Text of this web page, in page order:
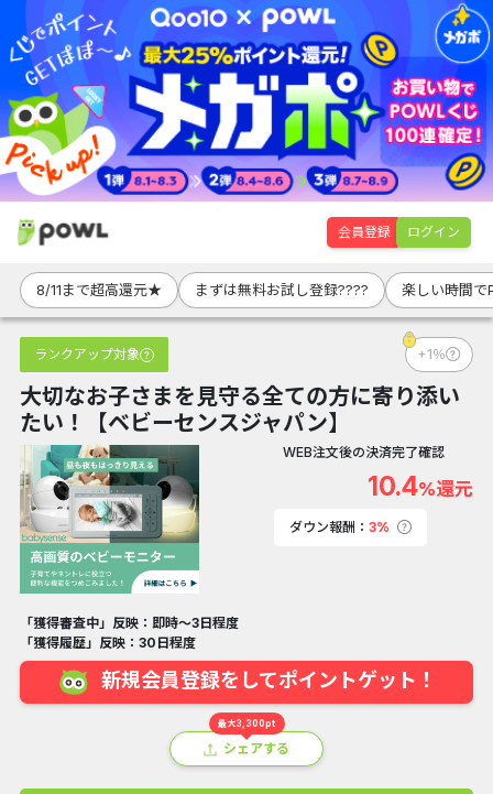
会員登録 ログイン
8/11まで超高還元★ まずは無料お試し登録???? 楽しい時間
ランクアップ対象 +1％
大切なお子さまを見守る全ての方に寄り添い
たい！【ベビーセンスジャパン】
WEB注文後の決済完了確認
10.4%還元
ダウン報酬： 3%
「獲得審査中」反映：即時～3日程度
「獲得履歴」反映：30日程度
新規会員登録をしてポイントゲット！
最大3,300pt
シェアする